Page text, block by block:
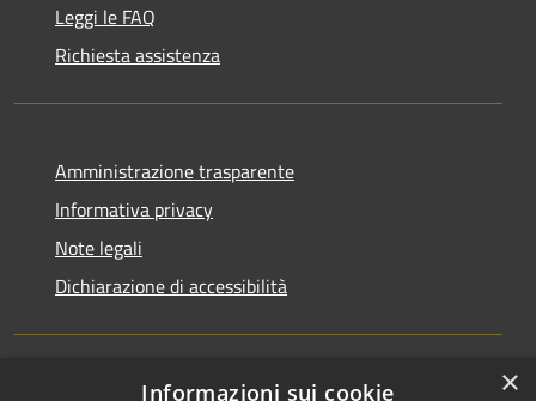
Leggi le FAQ
Richiesta assistenza
Amministrazione trasparente
Informativa privacy
Note legali
Dichiarazione di accessibilità
×
Informazioni sui cookie